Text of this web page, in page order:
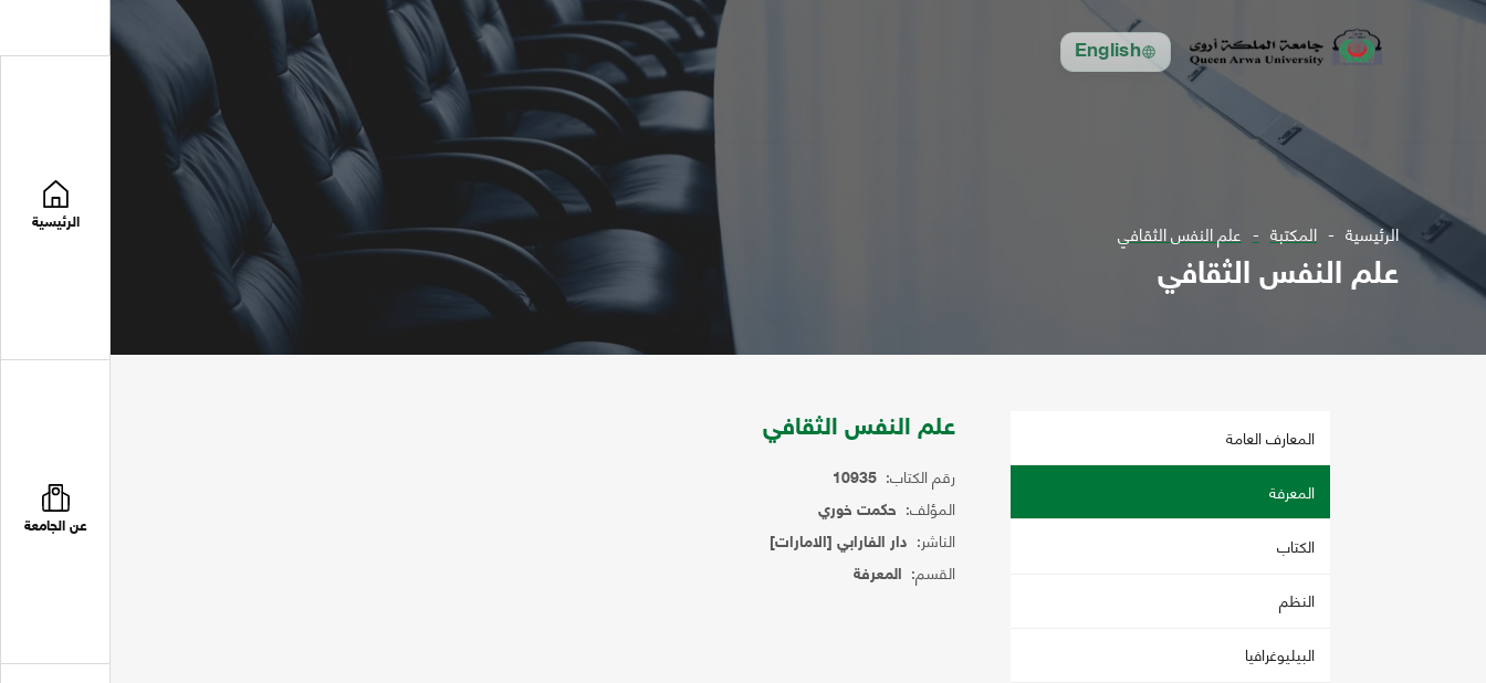
English
الرئيسية
عن الجامعة
الرئيسية المكتبة علم النفس الثقافي
علم النفس الثقافي
المعارف العامة
المعرفة
الكتاب
النظم
البيليوغرافيا
علم النفس الثقافي
رقم الكتاب: 10935
المؤلف: حكمت خوري
الناشر: دار الفارابي [الامارات]
القسم: المعرفة